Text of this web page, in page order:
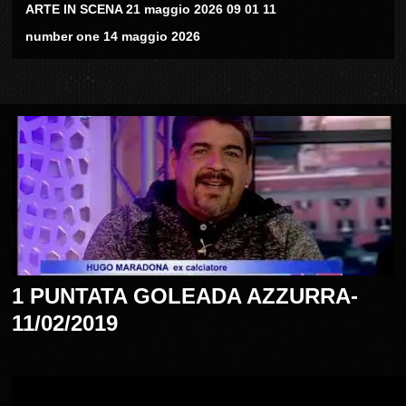
ARTE IN SCENA 21 maggio 2026 09 01 11
number one 14 maggio 2026
1 PUNTATA GOLEADA AZZURRA-
11/02/2019